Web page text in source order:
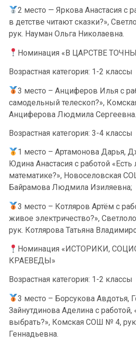
2 место — Яркова Анастасия с
в детстве читают сказки?»,
рук. Науман Ольга Николаевна.
Номинация «В ЦАРСТВЕ
Возрастная категория: 1-2 классы
3 место – Анциферов Илья с
самодельный телескоп?»,
Анциферова Людмила Сергеевна.
Возрастная категория: 3-4 классы
1 место – Артамонова Дарья,
Юдина Анастасия с работой
математике?», Новоселовская
Байрамова Людмила Изиляевна;
3 место – Котляров Артём с
живое электричество?»,
рук. Котлярова Татьяна
Номинация «ИСТОРИКИ,
КРАЕВЕДЫ»
Возрастная категория: 1-2 классы
3 место – Борсукова Авдотья,
Зайнутдинова Аделина с работой,
выбрать?», Комская СОШ № 4,
Геннадьевна.